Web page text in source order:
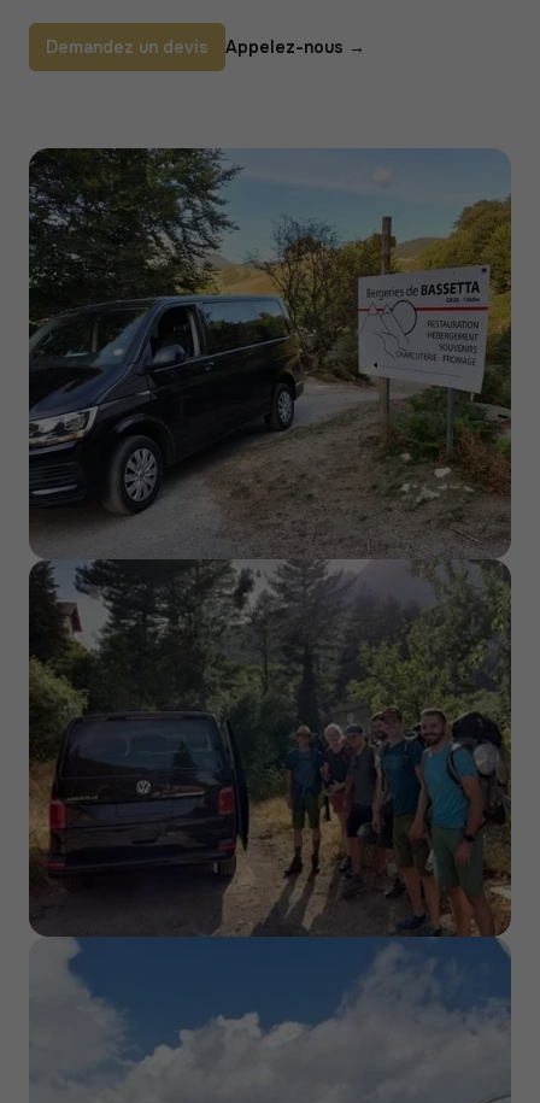
Demandez un devis Appelez-nous →